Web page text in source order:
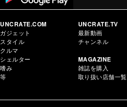
UNCRATE.COM
ガジェット
スタイル
クルマ
シェルター
嗜み
等
UNCRATE.TV
最新動画
チャンネル
MAGAZINE
雑誌を購入
取り扱い店舗一覧